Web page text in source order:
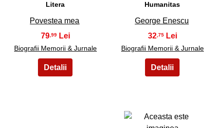
Litera
Povestea mea
79,99
Biografii Memorii & Jurnale
Humanitas
George Enescu
32 ,75
Biografii Memorii & Jurnale